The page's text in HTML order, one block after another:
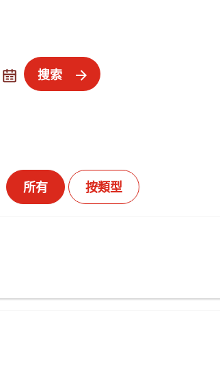
搜索
所有 按類型